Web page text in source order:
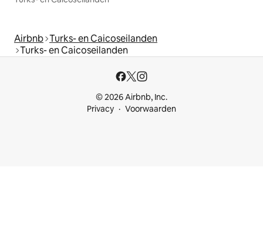
Airbnb Turks- en Caicoseilanden
Turks- en Caicoseilanden
© 2026 Airbnb, Inc.
Privacy
Voorwaarden